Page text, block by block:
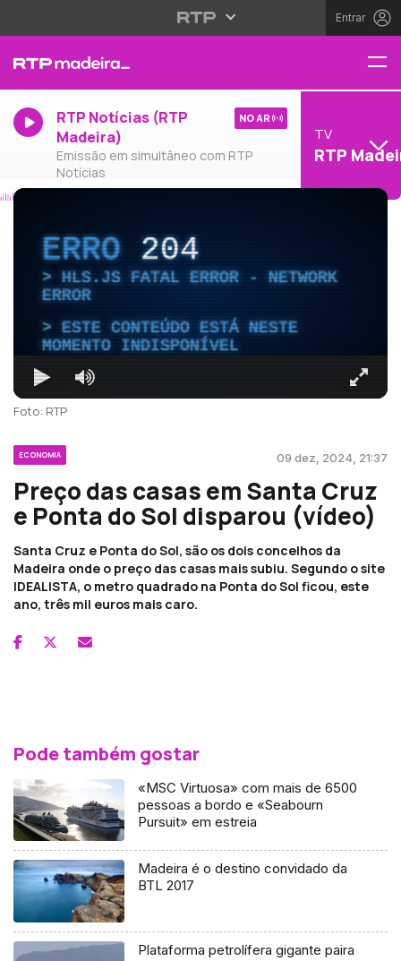
Entrar
RTP Notícias (RTP
Madeira)
Emissão em simultâneo com RTP
Notícias
NO AR
TV
RTP
ERRO204
HLS.JS FATAL ERROR - NETWORK
ERROR
ESTE CONTEÚDO ESTÁ NESTE
MOMENTO INDISPONÍVEL
Foto: RTP
ECONOMIA 09 dez, 2024, 21:37
Preço das casas em Santa Cruz
e Ponta do Sol disparou (vídeo)
Santa Cruz e Ponta do Sol, são os dois concelhos da
Madeira onde o preço das casas mais subiu. Segundo o site
IDEALISTA, o metro quadrado na Ponta do Sol ficou, este
ano, três mil euros mais caro.
Pode também gostar
«MSC Virtuosa» com mais de 6500
pessoas a bordo e «Seabourn
Pursuit» em estreia
Madeira é o destino convidado da
BTL 2017
Plataforma petrolífera gigante paira